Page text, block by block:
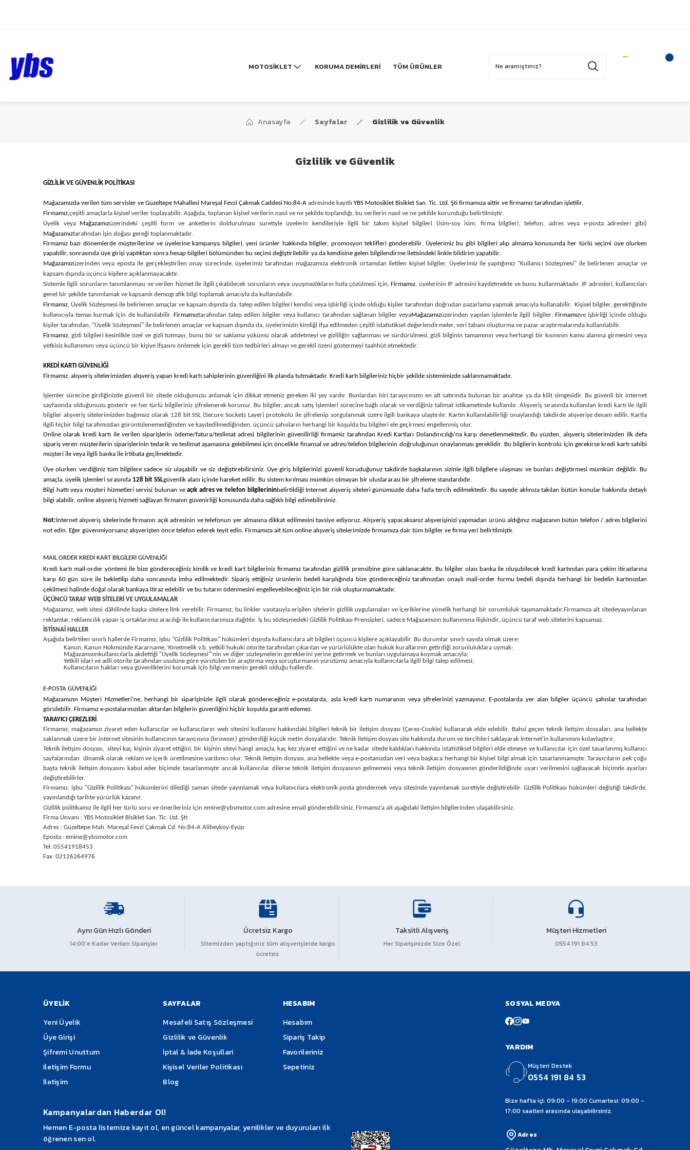
MOTOSİKLET KORUMA DEMİRLERİ TÜM ÜRÜNLER
Anasayfa Sayfalar Gizlilik ve Güvenlik
Gizlilik ve Güvenlik
GİZLİLİK VE GÜVENLİK POLİTİKASI
Mağazamızda verilen tüm servisler ve Güzeltepe Mahallesi Mareşal Fevzi Çakmak Caddesi No:84-A adresinde kayıtlı YBS Motosiklet Bisiklet San. Tic. Ltd. Şti firmamıza aittir ve firmamız tarafından işletilir.
Firmamız,çeşitli amaçlarla kişisel veriler toplayabilir. Aşağıda, toplanan kişisel verilerin nasıl ve ne şekilde toplandığı, bu verilerin nasıl ve ne şekilde korunduğu belirtilmiştir.
Üyelik veya Mağazamızüzerindeki çeşitli form ve anketlerin doldurulması suretiyle üyelerin kendileriyle ilgili bir takım kişisel bilgileri (isim-soy isim, firma bilgileri, telefon, adres veya e-posta adresleri gibi)
Mağazamıztarafından işin doğası gereği toplanmaktadır.
Firmamız bazı dönemlerde müşterilerine ve üyelerine kampanya bilgileri, yeni ürünler hakkında bilgiler, promosyon teklifleri gönderebilir. Üyelerimiz bu gibi bilgileri alıp almama konusunda her türlü seçimi üye olurken
yapabilir, sonrasında üye girişi yaptıktan sonra hesap bilgileri bölümünden bu seçimi değiştirilebilir ya da kendisine gelen bilgilendirme iletisindeki linkle bildirim yapabilir.
Mağazamızüzerinden veya eposta ile gerçekleştirilen onay sürecinde, üyelerimiz tarafından mağazamıza elektronik ortamdan iletilen kişisel bilgiler, Üyelerimiz ile yaptığımız "Kullanıcı Sözleşmesi" ile belirlenen amaçlar ve
kapsam dışında üçüncü kişilere açıklanmayacaktır.
Sistemle ilgili sorunların tanımlanması ve verilen hizmet ile ilgili çıkabilecek sorunların veya uyuşmazlıkların hızla çözülmesi için,Firmamız, üyelerinin IP adresini kaydetmekte ve bunu kullanmaktadır. IP adresleri, kullanıcıları
genel bir şekilde tanımlamak ve kapsamlı demografik bilgi toplamak amacıyla da kullanılabilir.
Firmamız, Üyelik Sözleşmesi ile belirlenen amaçlar ve kapsam dışında da, talep edilen bilgileri kendisi veya işbirliği içinde olduğu kişiler tarafından doğrudan pazarlama yapmak amacıyla kullanabilir. Kişisel bilgiler, gerektiğinde
kullanıcıyla temas kurmak için de kullanılabilir. Firmamıztarafından talep edilen bilgiler veya kullanıcı tarafından sağlanan bilgiler veyaMağazamızüzerinden yapılan işlemlerle ilgili bilgiler; Firmamızve işbirliği içinde olduğu
kişiler tarafından, "Üyelik Sözleşmesi" ile belirlenen amaçlar ve kapsam dışında da, üyelerimizin kimliği ifşa edilmeden çeşitli istatistiksel değerlendirmeler, veri tabanı oluşturma ve pazar araştırmalarında kullanılabilir.
Firmamız, gizli bilgileri kesinlikle özel ve gizli tutmayı, bunu bir sır saklama yükümü olarak addetmeyi ve gizliliğin sağlanması ve sürdürülmesi, gizli bilginin tamamının veya herhangi bir kısmının kamu alanına girmesini veya
yetkisiz kullanımını veya üçüncü bir kişiye ifşasını önlemek için gerekli tüm tedbirleri almayı ve gerekli özeni göstermeyi taahhüt etmektedir.
KREDİ KARTI GÜVENLİĞİ
Firmamız, alışveriş sitelerimizden alışveriş yapan kredi kartı sahiplerinin güvenliğini ilk planda tutmaktadır. Kredi kartı bilgileriniz hiçbir şekilde sistemimizde saklanmamaktadır.
İşlemler sürecine girdiğinizde güvenli bir sitede olduğunuzu anlamak için dikkat etmeniz gereken iki şey vardır. Bunlardan biri tarayıcınızın en alt satırında bulunan bir anahtar ya da kilit simgesidir. Bu güvenli bir internet
sayfasında olduğunuzu gösterir ve her türlü bilgileriniz şifrelenerek korunur. Bu bilgiler, ancak satış işlemleri sürecine bağlı olarak ve verdiğiniz talimat istikametinde kullanılır. Alışveriş sırasında kullanılan kredi kartı ile ilgili
bilgiler alışveriş sitelerimizden bağımsız olarak 128 bit SSL (Secure Sockets Layer) protokolü ile şifrelenip sorgulanmak üzere ilgili bankaya ulaştırılır. Kartın kullanılabilirliği onaylandığı takdirde alışverişe devam edilir. Kartla
ilgili hiçbir bilgi tarafımızdan görüntülenemediğinden ve kaydedilmediğinden, üçüncü şahısların herhangi bir koşulda bu bilgileri ele geçirmesi engellenmiş olur.
Online olarak kredi kartı ile verilen siparişlerin ödeme/fatura/teslimat adresi bilgilerinin güvenilirliği firmamiz tarafından Kredi Kartları Dolandırıcılığı'na karşı denetlenmektedir. Bu yüzden, alışveriş sitelerimizden ilk defa
sipariş veren müşterilerin siparişlerinin tedarik ve teslimat aşamasına gelebilmesi için öncelikle finansal ve adres/telefon bilgilerinin doğruluğunun onaylanması gereklidir. Bu bilgilerin kontrolü için gerekirse kredi kartı sahibi
müşteri ile veya ilgili banka ile irtibata geçilmektedir.
Üye olurken verdiğiniz tüm bilgilere sadece siz ulaşabilir ve siz değiştirebilirsiniz. Üye giriş bilgilerinizi güvenli koruduğunuz takdirde başkalarının sizinle ilgili bilgilere ulaşması ve bunları değiştirmesi mümkün değildir. Bu
amaçla, üyelik işlemleri sırasında 128 bit SSLgüvenlik alanı içinde hareket edilir. Bu sistem kırılması mümkün olmayan bir uluslararası bir şifreleme standardıdır.
Bilgi hattı veya müşteri hizmetleri servisi bulunan veaçık adres ve telefon bilgilerininbelirtildiği İnternet alışveriş siteleri günümüzde daha fazla tercih edilmektedir. Bu sayede aklınıza takılan bütün konular hakkında detaylı
bilgi alabilir, online alışveriş hizmeti sağlayan firmanın güvenirliği konusunda daha sağlıklı bilgi edinebilirsiniz.
Not:İnternet alışveriş sitelerinde firmanın açık adresinin ve telefonun yer almasına dikkat edilmesini tavsiye ediyoruz. Alışveriş yapacaksanız alışverişinizi yapmadan ürünü aldığınız mağazanın bütün telefon / adres bilgilerini
not edin. Eğer güvenmiyorsanız alışverişten önce telefon ederek teyit edin. Firmamıza ait tüm online alışveriş sitelerimizde firmamıza dair tüm bilgiler ve firma yeri belirtilmiştir.
MAİL ORDER KREDİ KART BİLGİLERİ GÜVENLİĞİ
Kredi kartı mail-order yöntemi ile bize göndereceğiniz kimlik ve kredi kart bilgileriniz firmamız tarafından gizlilik prensibine göre saklanacaktır. Bu bilgiler olası banka ile oluşubilecek kredi kartından para çekim itirazlarına
karşı 60 gün süre ile bekletilip daha sonrasında imha edilmektedir. Sipariş ettiğiniz ürünlerin bedeli karşılığında bize göndereceğiniz tarafınızdan onaylı mail-order formu bedeli dışında herhangi bir bedelin kartınızdan
çekilmesi halinde doğal olarak bankaya itiraz edebilir ve bu tutarın ödenmesini engelleyebileceğiniz için bir risk oluşturmamaktadır.
ÜÇÜNCÜ TARAF WEB SİTELERİ VE UYGULAMALAR
Mağazamız, web sitesi dâhilinde başka sitelere link verebilir. Firmamız, bu linkler vasıtasıyla erişilen sitelerin gizlilik uygulamaları ve içeriklerine yönelik herhangi bir sorumluluk taşımamaktadır.Firmamıza ait sitedeyayınlanan
reklamlar, reklamcılık yapan iş ortaklarımız aracılığı ile kullanıcılarımıza dağıtılır. İş bu sözleşmedeki Gizlilik Politikası Prensipleri, sadece Mağazamızın kullanımına ilişkindir, üçüncü taraf web sitelerini kapsamaz.
İSTİSNAİ HALLER
Aşağıda belirtilen sınırlı hallerde Firmamız, işbu "Gizlilik Politikası" hükümleri dışında kullanıcılara ait bilgileri üçüncü kişilere açıklayabilir. Bu durumlar sınırlı sayıda olmak üzere;
Kanun, Kanun Hükmünde Kararname, Yönetmelik v.b. yetkili hukuki otorite tarafından çıkarılan ve yürürlülükte olan hukuk kurallarının getirdiği zorunluluklara uymak;
Mağazamızınkullanıcılarla akdettiği "Üyelik Sözleşmesi"'nin ve diğer sözleşmelerin gereklerini yerine getirmek ve bunları uygulamaya koymak amacıyla;
Yetkili idari ve adli otorite tarafından usulüne göre yürütülen bir araştırma veya soruşturmanın yürütümü amacıyla kullanıcılarla ilgili bilgi talep edilmesi;
Kullanıcıların hakları veya güvenliklerini korumak için bilgi vermenin gerekli olduğu hallerdir.
E-POSTA GÜVENLİĞİ
Mağazamızın Müşteri Hizmetleri’ne, herhangi bir siparişinizle ilgili olarak göndereceğiniz e-postalarda, asla kredi kartı numaranızı veya şifrelerinizi yazmayınız. E-postalarda yer alan bilgiler üçüncü şahıslar tarafından
görülebilir. Firmamız e-postalarınızdan aktarılan bilgilerin güvenliğini hiçbir koşulda garanti edemez.
TARAYICI ÇEREZLERİ
Firmamız, mağazamızı ziyaret eden kullanıcılar ve kullanıcıların web sitesini kullanımı hakkındaki bilgileri teknik bir iletişim dosyası (Çerez-Cookie) kullanarak elde edebilir. Bahsi geçen teknik iletişim dosyaları, ana bellekte
saklanmak üzere bir internet sitesinin kullanıcının tarayıcısına (browser) gönderdiği küçük metin dosyalarıdır. Teknik iletişim dosyası site hakkında durum ve tercihleri saklayarak İnternet'in kullanımını kolaylaştırır.
Teknik iletişim dosyası, siteyi kaç kişinin ziyaret ettiğini, bir kişinin siteyi hangi amaçla, kaç kez ziyaret ettiğini ve ne kadar sitede kaldıkları hakkında istatistiksel bilgileri elde etmeye ve kullanıcılar için özel tasarlanmış kullanıcı
sayfalarından dinamik olarak reklam ve içerik üretilmesine yardımcı olur. Teknik iletişim dosyası, ana bellekte veya e-postanızdan veri veya başkaca herhangi bir kişisel bilgi almak için tasarlanmamıştır. Tarayıcıların pek çoğu
başta teknik iletişim dosyasını kabul eder biçimde tasarlanmıştır ancak kullanıcılar dilerse teknik iletişim dosyasının gelmemesi veya teknik iletişim dosyasının gönderildiğinde uyarı verilmesini sağlayacak biçimde ayarları
değiştirebilirler.
Firmamız, işbu "Gizlilik Politikası" hükümlerini dilediği zaman sitede yayınlamak veya kullanıcılara elektronik posta göndermek veya sitesinde yayınlamak suretiyle değiştirebilir. Gizlilik Politikası hükümleri değiştiği takdirde,
yayınlandığı tarihte yürürlük kazanır.
Gizlilik politikamız ile ilgili her türlü soru ve önerileriniz için emine@ybsmotor.com adresine email gönderebilirsiniz. Firmamız’a ait aşağıdaki iletişim bilgilerinden ulaşabilirsiniz.
Firma Ünvanı : YBS Motosiklet Bisiklet San. Tic. Ltd. Şti
Adres : Güzeltepe Mah. Mareşal Fevzi Çakmak Cd. No:84-A Alibeyköy-Eyüp
Eposta : emine@ybsmotor.com
Tel: 05541918453
Fax: 02126264976
Aynı Gün Hızlı Gönderi
14:00’e Kadar Verilen Siparişler
Ücretsiz Kargo
Sitemizden yaptığınız tüm alışverişlerde kargo
ücretsiz
Taksitli Alışveriş
Her Siparişinizde Size Özel
Müşteri Hizmetleri
0554 191 84 53
ÜYELİK
Yeni Üyelik
Üye Girişi
Şifremi Unuttum
İletişim Formu
İletişim
SAYFALAR
Mesafeli Satış Sözleşmesi
Gizlilik ve Güvenlik
İptal & İade Koşullari
Kişisel Veriler Politikası
Blog
HESABIM
Hesabım
Sipariş Takip
Favorileriniz
Sepetiniz
Kampanyalardan Haberdar Ol!
Hemen E-posta listemize kayıt ol, en güncel kampanyalar, yenilikler ve duyuruları ilk
öğrenen sen ol.
SOSYAL MEDYA
YARDIM
Müşteri Destek
0554 191 84 53
Bize hafta içi: 09:00 - 19:00 Cumartesi: 09:00 -
17:00 saatleri arasında ulaşabilirsiniz.
Adres